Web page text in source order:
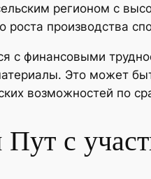
регионом с
роста производства
с финансовыми
Это может
возможностей по
с